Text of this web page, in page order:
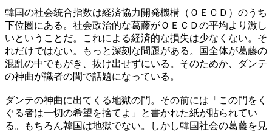
韓国の社会統合指数は経済協力開発機構（ＯＥＣＤ）のうち
下位圏にある。社会政治的な葛藤がＯＥＣＤの平均より激し
いということだ。これによる経済的な損失は少なくない。そ
れだけではない。もっと深刻な問題がある。国全体が葛藤の
混乱の中でもがき、抜け出せずにいる。そのためか、ダンテ
の神曲が識者の間で話題になっている。
ダンテの神曲に出てくる地獄の門。その前には「この門をく
ぐる者は一切の希望を捨てよ」と書かれた紙が貼られてい
る。もちろん韓国は地獄でない。しかし韓国社会の葛藤を見